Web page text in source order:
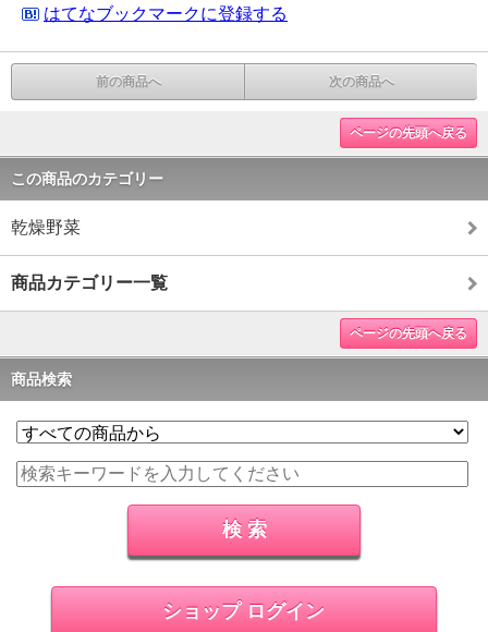
はてなブックマークに登録する
前の商品へ 次の商品へ
ページの先頭へ戻る
この商品のカテゴリー
乾燥野菜
商品カテゴリー一覧
ページの先頭へ戻る
商品検索
ショップ ログイン